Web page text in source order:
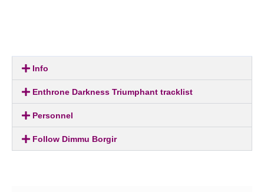
Info
Enthrone Darkness Triumphant tracklist
Personnel
Follow Dimmu Borgir